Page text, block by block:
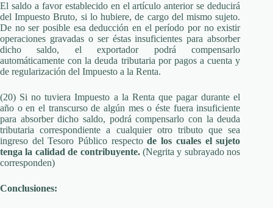
El saldo a favor establecido en el artículo anterior se deducirá
del Impuesto Bruto, si lo hubiere, de cargo del mismo sujeto.
De no ser posible esa deducción en el período por no existir
operaciones gravadas o ser éstas insuficientes para absorber
dicho saldo, el exportador podrá compensarlo
automáticamente con la deuda tributaria por pagos a cuenta y
de regularización del Impuesto a la Renta.
(20) Si no tuviera Impuesto a la Renta que pagar durante el
año o en el transcurso de algún mes o éste fuera insuficiente
para absorber dicho saldo, podrá compensarlo con la deuda
tributaria correspondiente a cualquier otro tributo que sea
ingreso del Tesoro Público respectode los cuales el sujeto
tenga la calidad de contribuyente.(Negrita y subrayado nos
corresponden)
Conclusiones: